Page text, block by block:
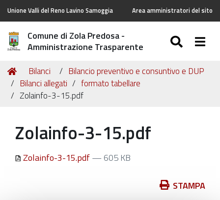
Unione Valli del Reno Lavino Samoggia Area amministratori del sito
Comune di Zola Predosa -
Amministrazione Trasparente
Tu
sei
qui:
Home
Bilanci
Bilancio preventivo e consuntivo e DUP
Bilanci allegati
formato tabellare
Zolainfo-3-15.pdf
Zolainfo-3-15.pdf
Zolainfo-3-15.pdf— 605 KB
STAMPA